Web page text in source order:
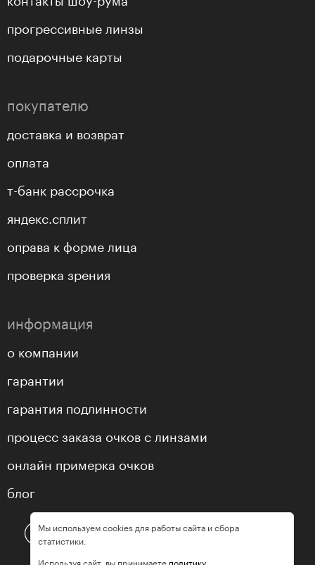
прогрессивные линзы
подарочные карты
покупателю
доставка и возврат
оплата
т-банк рассрочка
яндекс.сплит
оправа к форме лица
проверка зрения
информация
о компании
гарантии
гарантия подлинности
процесс заказа очков с линзами
онлайн примерка очков
блог
Мы используем cookies для работы сайта и сбора
статистики.
Используя сайт, вы принимаете политику